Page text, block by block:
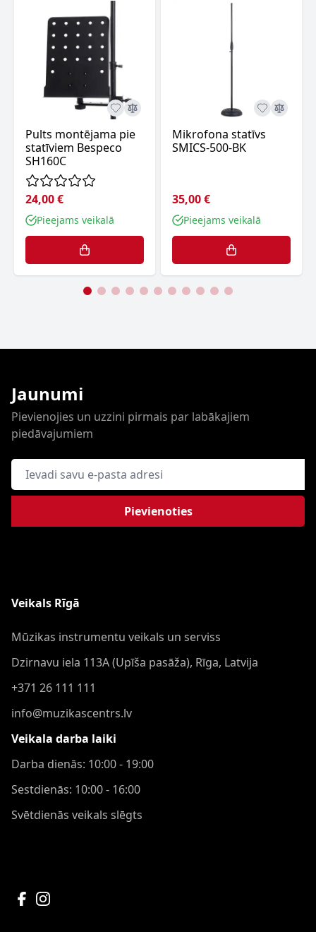
Pults montējama pie
statīviem Bespeco
SH160C
24,00 €
Pieejams veikalā
Mikrofona statīvs
SMICS-500-BK
35,00 €
Pieejams veikalā
Jaunumi
Pievienojies un uzzini pirmais par labākajiem
piedāvajumiem
E-pasta adrese
Pievienoties
Veikals Rīgā
Mūzikas instrumentu veikals un serviss
Dzirnavu iela 113A (Upīša pasāža), Rīga, Latvija
+371 26 111 111
info@muzikascentrs.lv
Veikala darba laiki
Darba dienās: 10:00 - 19:00
Sestdienās: 10:00 - 16:00
Svētdienās veikals slēgts